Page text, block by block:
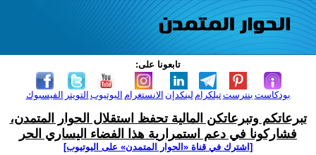
تابعونا على:
الفيسبوك التويتر اليوتيوب الانستغرام لينكدإن تيلكرامبنترست بودكاست
تبرعاتكم وتبرعاتكن المالية تحفظ استقلال الحوار المتمدن،
فشاركونا في دعم استمرارية هذا الفضاء اليساري الحر
[اشترك في قناة ‫«الحوار المتمدن» على اليوتيوب]